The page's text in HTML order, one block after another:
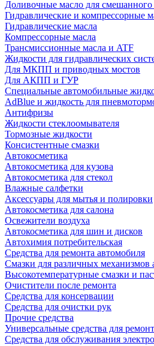
Доливочные масло для смешанного
Гидравлические и компрессорные
Гидравлические масла
Компрессорные масла
Трансмиссионные масла и ATF
Жидкости для гидравлических
Для МКПП и приводных мостов
Для АКПП и ГУР
Специальные автомобильные
AdBlue и жидкость для
Антифризы
Жидкости стеклоомывателя
Тормозные жидкости
Консистентные смазки
Автокосметика
Автокосметика для кузова
Автокосметика для стекол
Влажные салфетки
Аксессуары для мытья и полировки
Автокосметика для салона
Освежители воздуха
Автокосметика для шин и дисков
Автохимия потребительская
Средства для ремонта автомобиля
Смазки для различных механизмов
Высокотемпературные смазки и
Очистители после ремонта
Средства для консервации
Средства для очистки рук
Прочие средства
Универсальные средства для
Средства для обслуживания